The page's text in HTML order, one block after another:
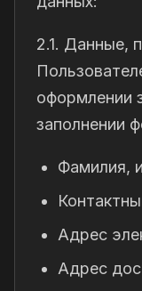
2.1. Данные,
оформлении
заполнении
Фамилия,
Адрес
Адрес